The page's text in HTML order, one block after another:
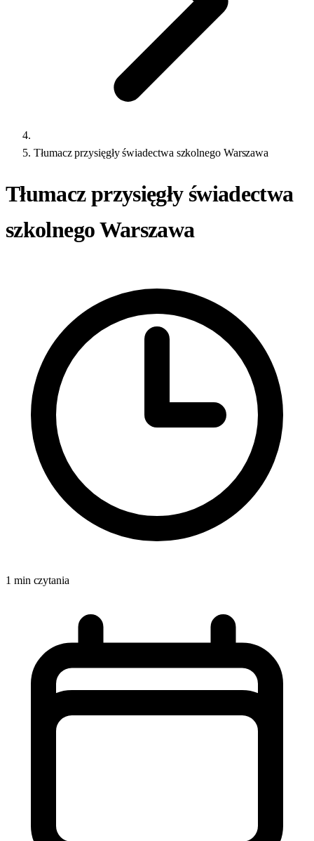
Tłumacz przysięgły świadectwa szkolnego Warszawa
Tłumacz przysięgły świadectwa
szkolnego Warszawa
1 min czytania